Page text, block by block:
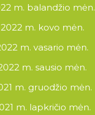
m. balandžio mėn.
2022 m. kovo mėn.
m. vasario mėn.
m. sausio mėn.
m. gruodžio mėn.
m. lapkričio mėn.